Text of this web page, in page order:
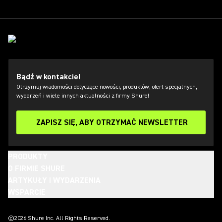
Bądź w kontakcie!
Otrzymuj wiadomości dotyczące nowości, produktów, ofert specjalnych,
wydarzeń i wiele innych aktualności z firmy Shure!
ZAPISZ SIĘ, ABY OTRZYMAĆ NEWSLETTER
©2026 Shure Inc. All Rights Reserved.